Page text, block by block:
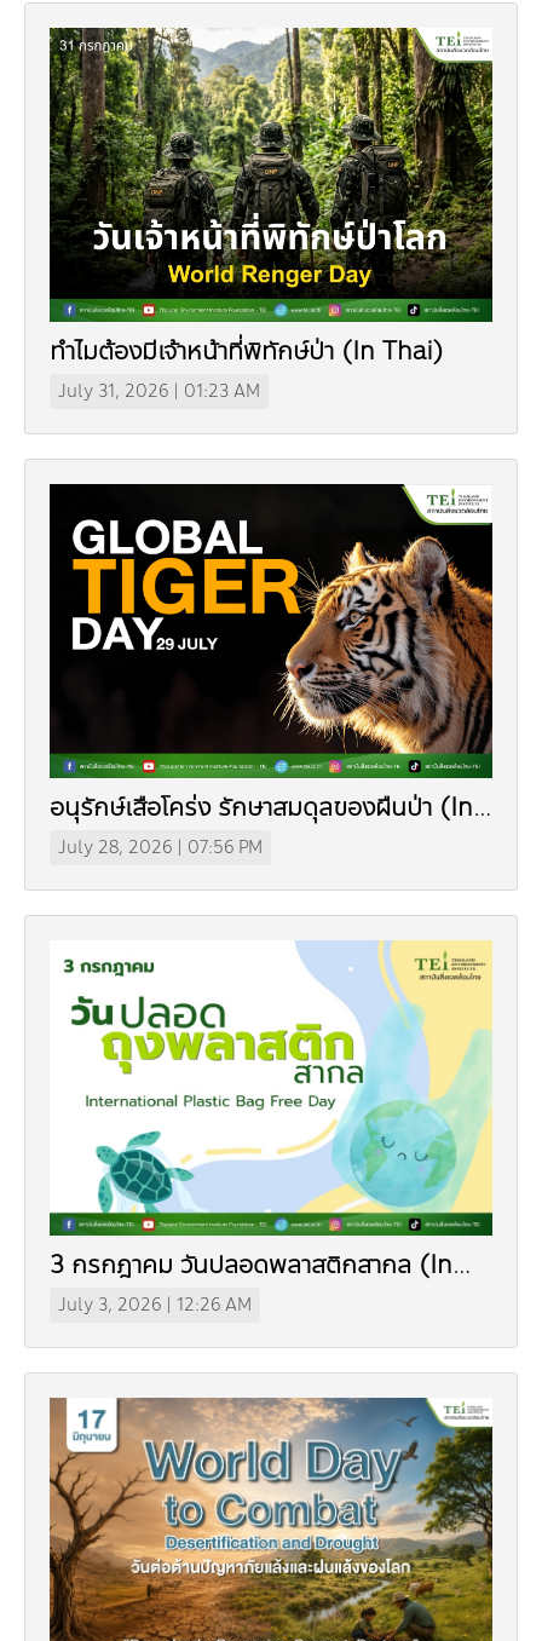
Executive Board of Directors
Management Team
Staff
Our Way
Slogan
Annual Report | Statements Report
Green Office
Awards and Honors
Funds
Dr. Dhira Phanthumavanich Fund
Global Warming and Health Fund
Industrial Pollution
Livable City/Community
Municipal waste-Food Waste
Plastic Waste
PM2.5 Pollution
Sustainable Consumption and Production
Green Label
Eco-labels
Environmental Friendly Services
Carbon Footprint Consultants
Green Procurement
Natural Resources
Land Resources
Marine and Coastal Resources
Biodiversity
Climate Change
Climate Mitigation
Climate Adaptation
Environmental Capacity Development
Training
Environmental Study
Environmental Network, Policy and Plan
Environmental Policy and Plan
TBCSD
Infographic | Poster
Video Clip
Publications
Our Activities
Environment News
GET INVOLVED
Jobs
Internships
CONTACT US
ทำไมต้องมีเจ้าหน้าที่พิทักษ์ป่า (In Thai)
July 31, 2026 | 01:23 AM
อนุรักษ์เสือโคร่ง รักษาสมดุลของผืนป่า (In
Thai)
July 28, 2026 | 07:56 PM
3 กรกฎาคม วันปลอดพลาสติกสากล (In
Thai)
July 3, 2026 | 12:26 AM